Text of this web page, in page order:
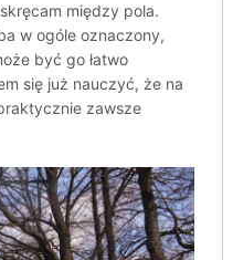
między pola.
w ogóle oznaczony,
być go łatwo
się już nauczyć, że na
zawsze